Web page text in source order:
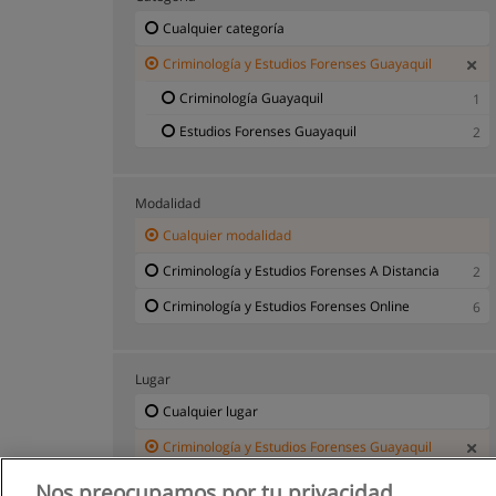
Cualquier categoría
Criminología y Estudios Forenses Guayaquil
Criminología Guayaquil
1
Estudios Forenses Guayaquil
2
Modalidad
Cualquier modalidad
Criminología y Estudios Forenses A Distancia
2
Criminología y Estudios Forenses Online
6
Lugar
Cualquier lugar
Criminología y Estudios Forenses Guayaquil